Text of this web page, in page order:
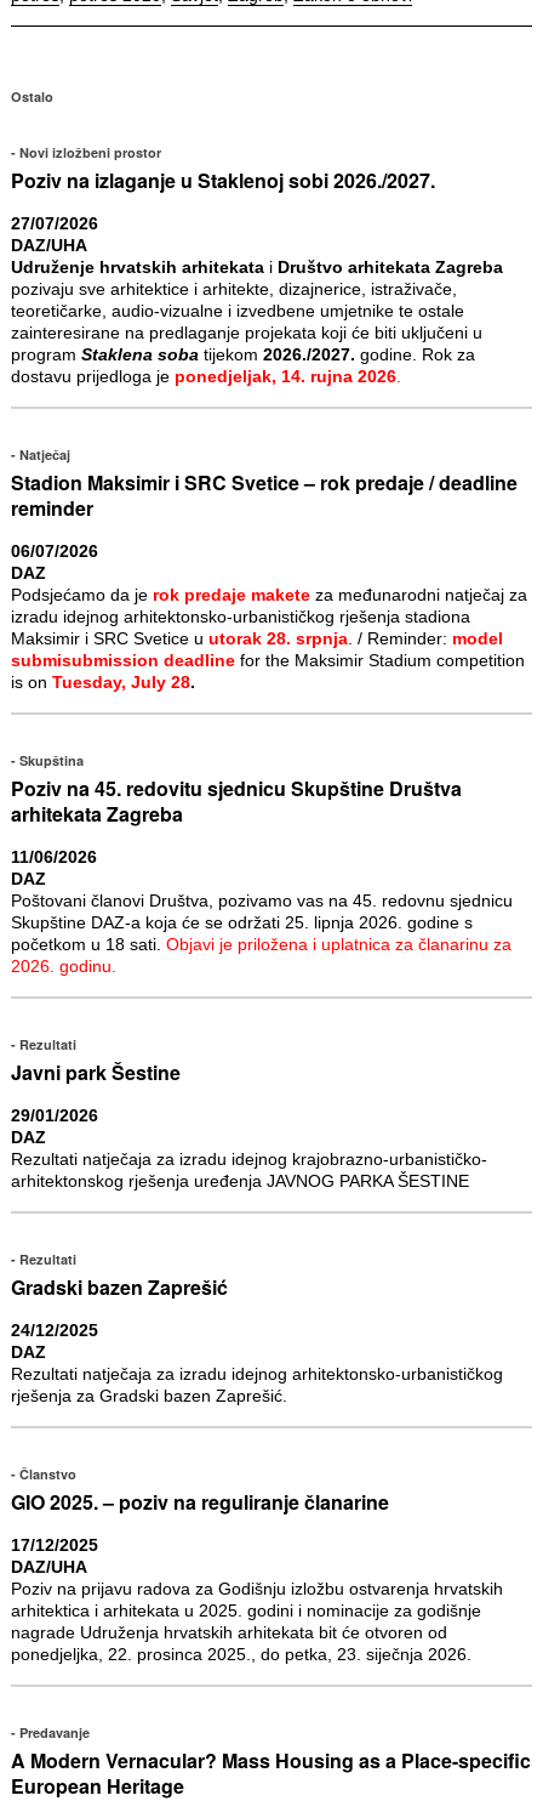
Ostalo
Novi izložbeni prostor
Poziv na izlaganje u Staklenoj sobi 2026./2027.
27/07/2026
DAZ/UHA
Udruženje hrvatskih arhitekatai Društvo arhitekata Zagreba
pozivaju sve arhitektice i arhitekte, dizajnerice, istraživače,
teoretičarke, audio-vizualne i izvedbene umjetnike te ostale
zainteresirane na predlaganje projekata koji će biti uključeni u
program Staklena soba tijekom 2026./2027. godine. Rok za
dostavu prijedloga je ponedjeljak, 14. rujna 2026.
Natječaj
Stadion Maksimir i SRC Svetice – rok predaje / deadline
reminder
06/07/2026
DAZ
Podsjećamo da je rok predaje maketeza međunarodni natječaj za
izradu idejnog arhitektonsko-urbanističkog rješenja stadiona
Maksimir i SRC Svetice u utorak 28. srpnja. / Reminder: model
submisubmission deadlinefor the Maksimir Stadium competition
is on Tuesday, July 28.
Skupština
Poziv na 45. redovitu sjednicu Skupštine Društva
arhitekata Zagreba
11/06/2026
DAZ
Poštovani članovi Društva, pozivamo vas na 45. redovnu sjednicu
Skupštine DAZ-a koja će se održati 25. lipnja 2026. godine s
početkom u 18 sati. Objavi je priložena i uplatnica za članarinu za
2026. godinu.
Rezultati
Javni park Šestine
29/01/2026
DAZ
Rezultati natječaja za izradu idejnog krajobrazno-urbanističko-
arhitektonskog rješenja uređenja JAVNOG PARKA ŠESTINE
Rezultati
Gradski bazen Zaprešić
24/12/2025
DAZ
Rezultati natječaja za izradu idejnog arhitektonsko-urbanističkog
rješenja za Gradski bazen Zaprešić.
Članstvo
GIO 2025. – poziv na reguliranje članarine
17/12/2025
DAZ/UHA
Poziv na prijavu radova za Godišnju izložbu ostvarenja hrvatskih
arhitektica i arhitekata u 2025. godini i nominacije za godišnje
nagrade Udruženja hrvatskih arhitekata bit će otvoren od
ponedjeljka, 22. prosinca 2025., do petka, 23. siječnja 2026.
Predavanje
A Modern Vernacular? Mass Housing as a Place-specific
European Heritage